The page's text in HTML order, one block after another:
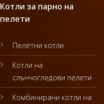
Котли за парно на
пелети
Пелетни котли
Котли на
слънчогледови пелети
Комбинирани котли на